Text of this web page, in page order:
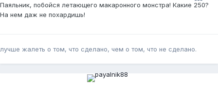
Паяльник, побойся летающего макаронного монстра! Какие 250?
На нем даж не похардишь!
лучше жалеть о том, что сделано, чем о том, что не сделано.